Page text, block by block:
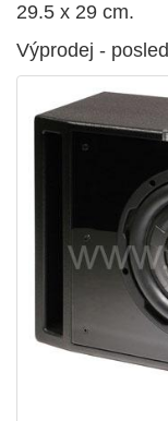
29.5 x 29 cm.
Výprodej -